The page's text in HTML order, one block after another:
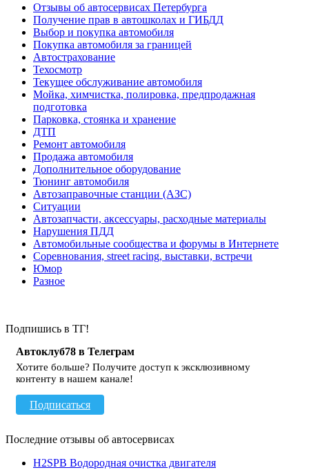
Отзывы об автосервисах Петербурга
Получение прав в автошколах и ГИБДД
Выбор и покупка автомобиля
Покупка автомобиля за границей
Автострахование
Техосмотр
Текущее обслуживание автомобиля
Мойка, химчистка, полировка, предпродажная
подготовка
Парковка, стоянка и хранение
ДТП
Ремонт автомобиля
Продажа автомобиля
Дополнительное оборудование
Тюнинг автомобиля
Автозаправочные станции (АЗС)
Ситуации
Автозапчасти, аксессуары, расходные материалы
Нарушения ПДД
Автомобильные сообщества и форумы в Интернете
Соревнования, street racing, выставки, встречи
Юмор
Разное
Подпишись в ТГ!
Автоклуб78 в Телеграм
Хотите больше? Получите доступ к эксклюзивному
контенту в нашем канале!
Подписаться
Последние отзывы об автосервисах
H2SPB Водородная очистка двигателя